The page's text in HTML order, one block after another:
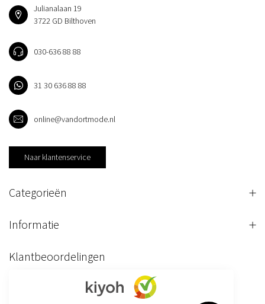
Julianalaan 19
3722 GD Bilthoven
030-636 88 88
31 30 636 88 88
online@vandortmode.nl
Naar klantenservice
Categorieën
Informatie
Klantbeoordelingen